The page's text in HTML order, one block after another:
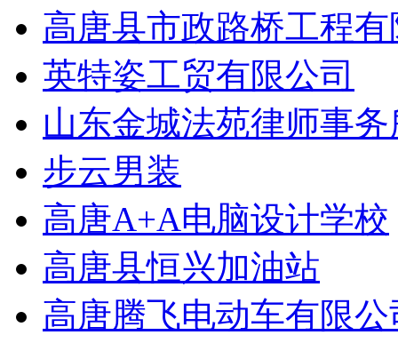
高唐县市政路桥工程
英特姿工贸有限公司
山东金城法苑律师事务
步云男装
高唐A+A电脑设计学校
高唐县恒兴加油站
高唐腾飞电动车有限公